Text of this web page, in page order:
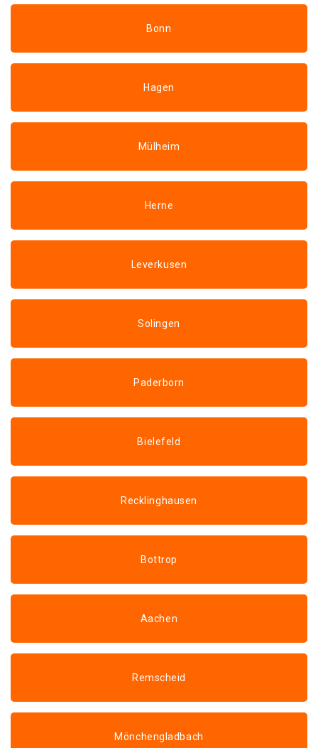
Bonn
Hagen
Mülheim
Herne
Leverkusen
Solingen
Paderborn
Bielefeld
Recklinghausen
Bottrop
Aachen
Remscheid
Mönchengladbach